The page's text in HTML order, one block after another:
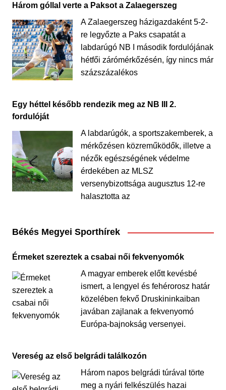
Három góllal verte a Paksot a Zalaegerszeg
A Zalaegerszeg házigazdaként 5-2-
re legyőzte a Paks csapatát a
labdarúgó NB I második fordulójának
hétfői zárómérkőzésén, így nincs már
százszázalékos
Egy héttel később rendezik meg az NB III 2.
fordulóját
A labdarúgók, a sportszakemberek, a
mérkőzésen közreműködők, illetve a
nézők egészségének védelme
érdekében az MLSZ
versenybizottsága augusztus 12-re
halasztotta az
Békés Megyei Sporthírek
Érmeket szereztek a csabai női fekvenyomók
A magyar emberek előtt kevésbé
ismert, a lengyel és fehérorosz határ
közelében fekvő Druskininkaiban
javában zajlanak a fekvenyomó
Európa-bajnokság versenyei.
Vereség az első belgrádi találkozón
Három napos belgrádi túrával törte
meg a nyári felkészülés hazai